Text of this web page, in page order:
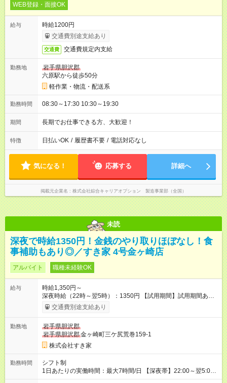
WEB登録・面接OK
給与
時給1200円
交通費別途支給あり
交通費 交通費規定内支給
勤務地
岩手県胆沢郡
六原駅から徒歩50分
軽作業・物流・配送系
勤務時間 08:30～17:30 10:30～19:30
期間 長期でお仕事できる方、大歓迎！
特徴 日払いOK / 履歴書不要 / 電話対応なし
気になる！ 応募する 詳細へ
掲載元企業名 株式会社綜合キャリアオプション 製造事業部（全国）
未読
深夜で時給1350円！金銭のやり取りほぼなし！食
事補助もあり◎／すき家 4号金ヶ崎店
アルバイト 職種未経験OK
給与
時給1,350円～
深夜時給（22時～翌5時）：1350円 【試用期間】試用期間あり
試用期間の長さ：1ヶ月 雇用形態、給与は本採用時と同じです。
試用期間の実態は30日（※条件変更なし）ですが、切り上げで
同時給）
交通費別途支給あり
勤務地
岩手県胆沢郡
岩手県胆沢郡金ヶ崎町三ケ尻荒巻159-1
株式会社すき家
勤務時間
シフト制
1日あたりの実働時間：最大7時間/日 【深夜帯】22:00～翌5:00
週2日～・1日2h～OK◎ ※22:00から翌5:00までは18歳以上の方